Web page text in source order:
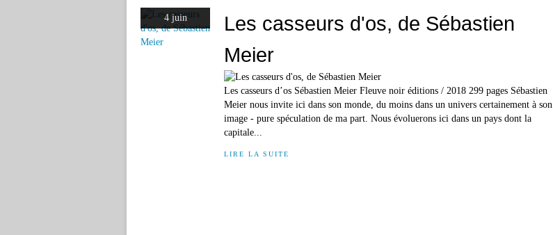
4 juin
Les casseurs d'os, de Sébastien
Meier
Les casseurs d’os Sébastien Meier Fleuve noir éditions / 2018 299 pages Sébastien
Meier nous invite ici dans son monde, du moins dans un univers certainement à son
image - pure spéculation de ma part. Nous évoluerons ici dans un pays dont la
capitale...
LIRE LA SUITE